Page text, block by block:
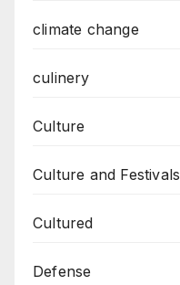
climate change
culinery
Culture
Culture and Festivals
Cultured
Defense